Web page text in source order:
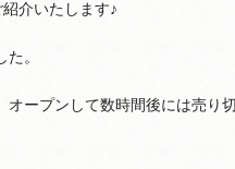
介いたします♪
。
ープンして数時間後には売り